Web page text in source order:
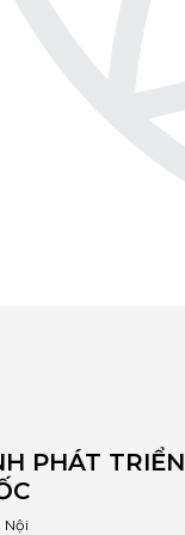
PHÁT TRIỂN
Nội